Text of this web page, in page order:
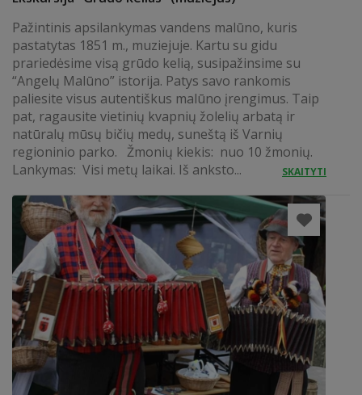
Pažintinis apsilankymas vandens malūno, kuris
pastatytas 1851 m., muziejuje. Kartu su gidu
prariedėsime visą grūdo kelią, susipažinsime su
“Angelų Malūno” istorija. Patys savo rankomis
paliesite visus autentiškus malūno įrengimus. Taip
pat, ragausite vietinių kvapnių žolelių arbatą ir
natūralų mūsų bičių medų, suneštą iš Varnių
regioninio parko. Žmonių kiekis: nuo 10 žmonių.
Lankymas: Visi metų laikai. Iš anksto...
SKAITYTI